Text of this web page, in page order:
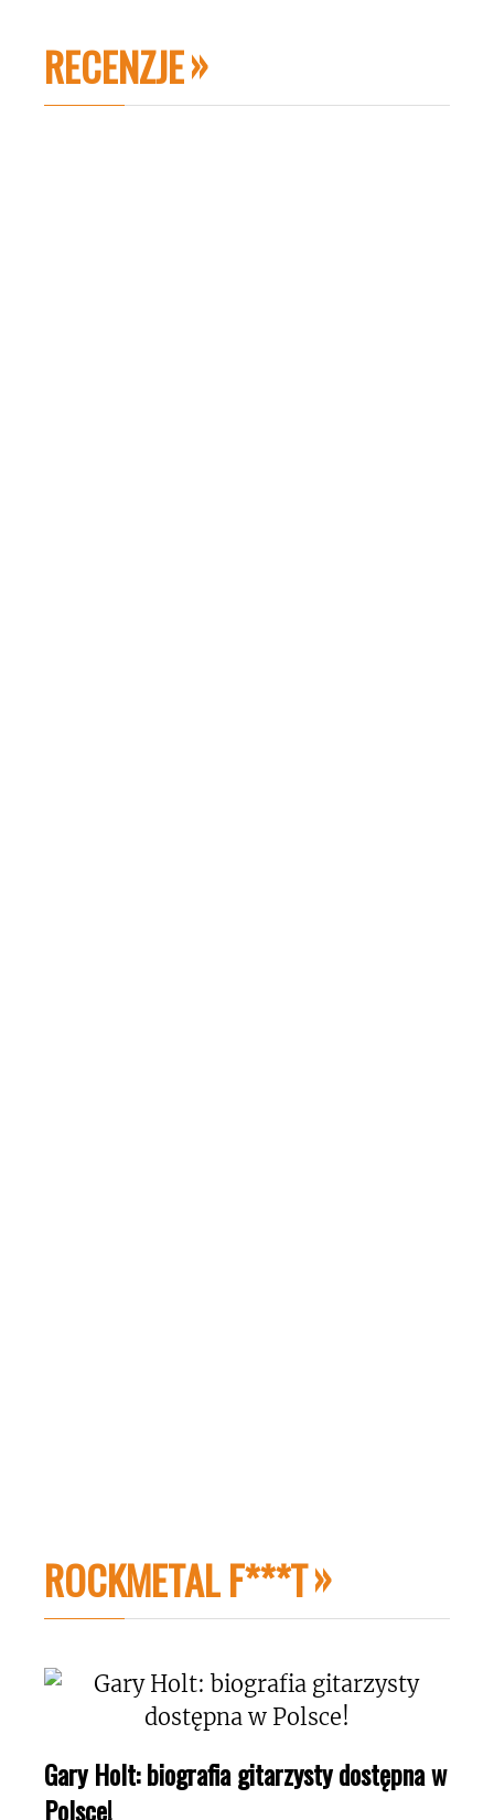
RECENZJE
ROCKMETAL F***T
Gary Holt: biografia gitarzysty dostępna w
Polsce!